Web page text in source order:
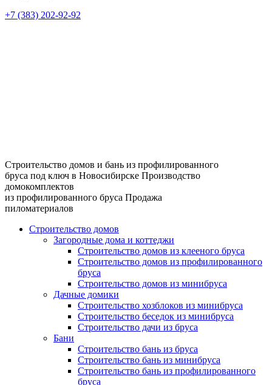
+7 (383) 202-92-92
Строительство домов и бань из профилированного
бруса под ключ в Новосибирске Производство
домокомплектов
из профилированного бруса Продажа
пиломатериалов
Строительство домов
Загородные дома и коттеджи
Строительство домов из клееного бруса
Строительство домов из профилированного
бруса
Строительство домов из минибруса
Дачные домики
Строительство хозблоков из минибруса
Строительство беседок из минибруса
Строительство дачи из бруса
Бани
Строительство бань из бруса
Строительство бань из минибруса
Строительство бань из профилированного
бруса